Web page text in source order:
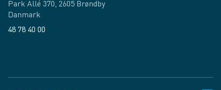
Park Allé 370, 2605 Brøndby
Danmark
48 78 40 00